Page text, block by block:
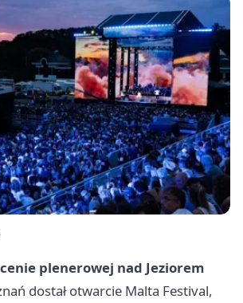
plenerowej nad Jeziorem
dostał otwarcie Malta Festival,